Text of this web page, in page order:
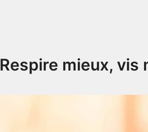
Respire mieux,